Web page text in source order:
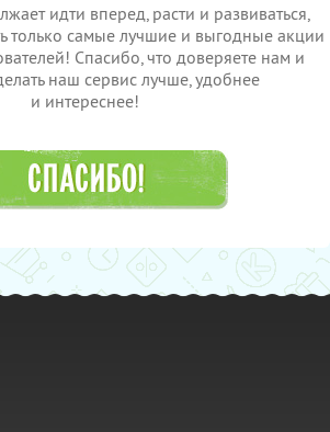
идти вперед, расти и развиваться,
только самые лучшие и выгодные акции
Спасибо, что доверяете нам и
наш сервис лучше, удобнее
и интереснее!